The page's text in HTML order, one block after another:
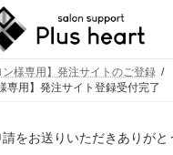
ン様専用】発注サイトのご登録
専用】発注サイト登録受付完了
をお送りいただきありがと